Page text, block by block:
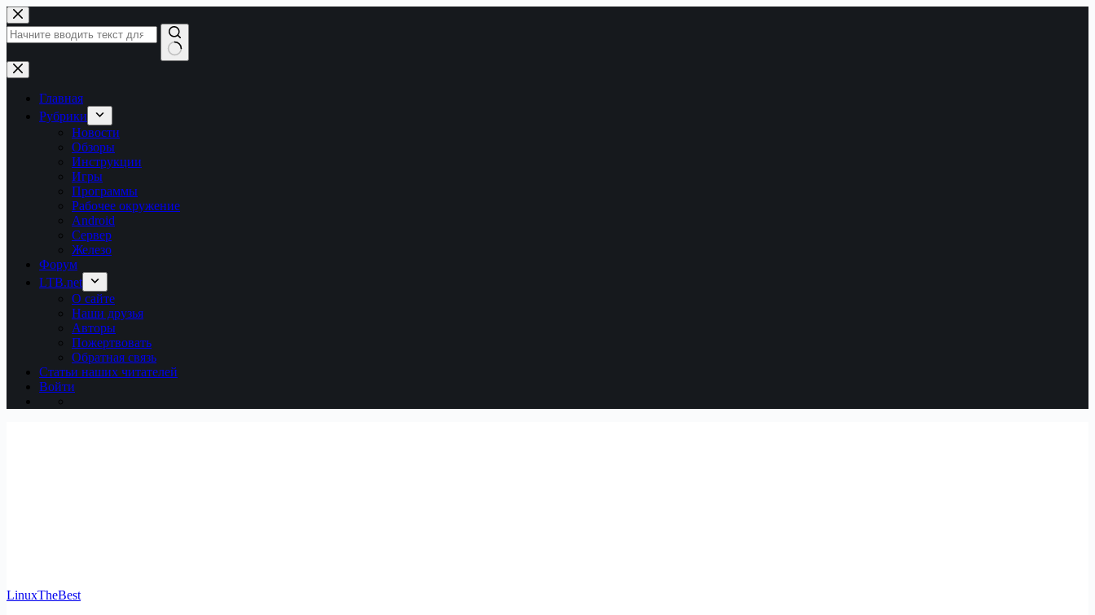
Перейти
к
сути
Ничего
не
найденоГлавная
Рубрики
Новости
Обзоры
Инструкции
Игры
Программы
Рабочее окружение
Android
Сервер
Железо
Форум
LTB.net
О сайте
Наши друзья
Авторы
Пожертвовать
Обратная связь
Статьи наших читателей
Войти
LinuxTheBest